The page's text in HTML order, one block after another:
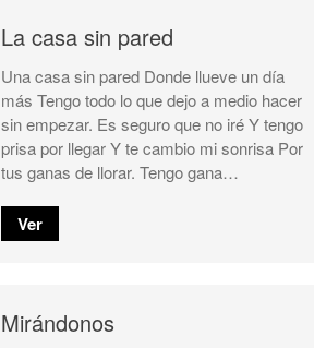
La casa sin pared
Una casa sin pared Donde llueve un día
más Tengo todo lo que dejo a medio hacer
sin empezar. Es seguro que no iré Y tengo
prisa por llegar Y te cambio mi sonrisa Por
tus ganas de llorar. Tengo gana…
Ver
Mirándonos